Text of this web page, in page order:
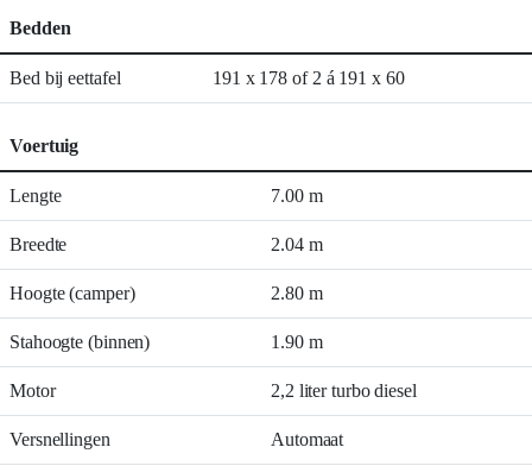
Bedden
Bed bij eettafel 191 x 178 of 2 á 191 x 60
Voertuig
Lengte 7.00 m
Breedte 2.04 m
Hoogte (camper) 2.80 m
Stahoogte (binnen) 1.90 m
Motor 2,2 liter turbo diesel
Versnellingen Automaat